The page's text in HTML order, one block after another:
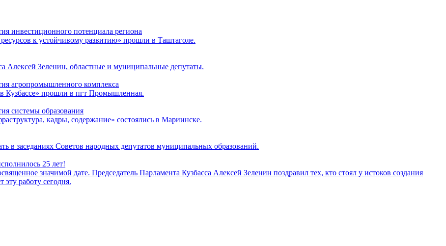
инвестиционного потенциала региона
к устойчивому развитию» прошли в Таштаголе.
Алексей Зеленин, областные и муниципальные депутаты.
агропромышленного комплекса
Кузбассе» прошли в пгт Промышленная.
системы образования
кадры, содержание» состоялись в Мариинске.
в заседаниях Советов народных депутатов муниципальных образований.
25 лет!
значимой дате. Председатель Парламента Кузбасса Алексей Зеленин поздравил тех, кто стоял у истоков создания
работу сегодня.